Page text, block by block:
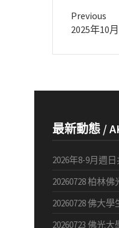
Previous
Previous
2025年10
最新動態 /
2026年8-9月週
20260728 柏林
20260728 佛大
20260723 佛光